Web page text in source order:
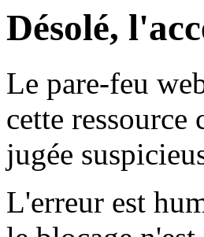
Désolé,
Le pare-feu
cette ressource
jugée
L'erreur est